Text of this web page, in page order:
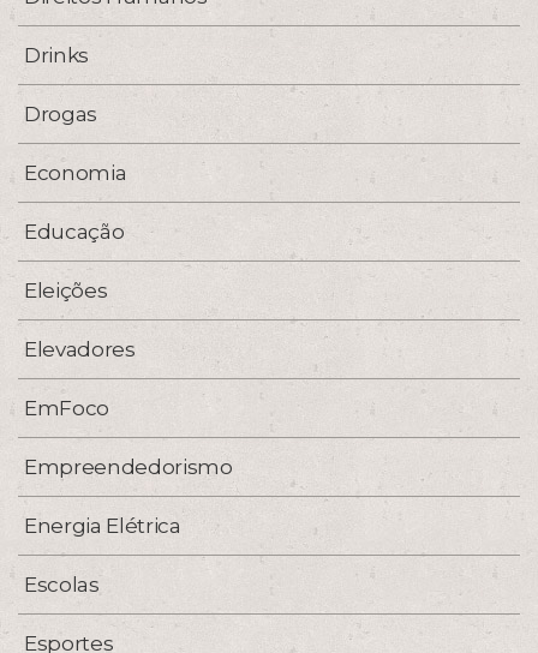
Drinks
Drogas
Economia
Educação
Eleições
Elevadores
EmFoco
Empreendedorismo
Energia Elétrica
Escolas
Esportes